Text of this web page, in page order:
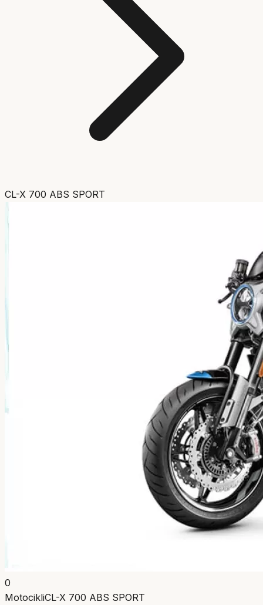
CL-X 700 ABS SPORT
0
MotocikliCL-X 700 ABS SPORT